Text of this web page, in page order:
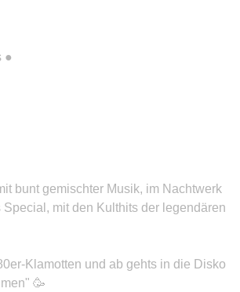
●
bunt gemischter Musik, im Nachtwerk
mit den Kulthits der legendären
Klamotten und ab gehts in die Disko
🥳